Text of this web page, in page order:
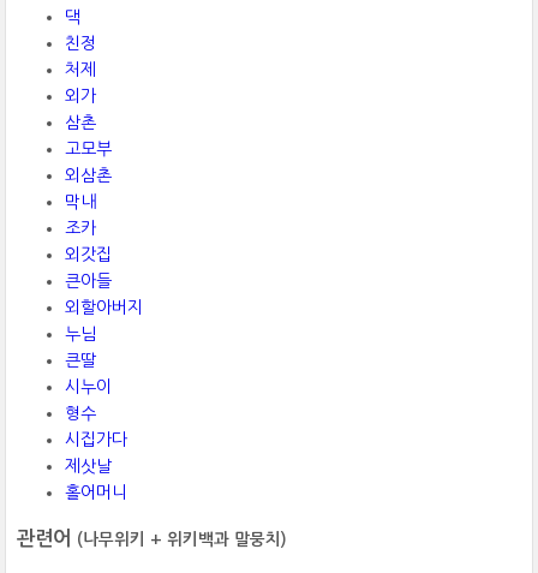
댁
친정
처제
외가
삼촌
고모부
외삼촌
막내
조카
외갓집
큰아들
외할아버지
누님
큰딸
시누이
형수
시집가다
제삿날
홀어머니
관련어 (나무위키 + 위키백과 말뭉치)